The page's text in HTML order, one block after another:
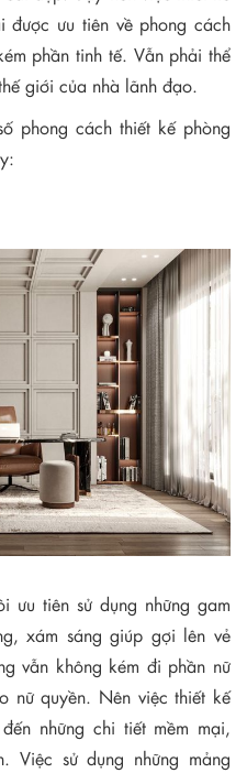
được ưu tiên về phong cách
phần tinh tế. Vẫn phải thể
giới của nhà lãnh đạo.
phong cách thiết kế phòng
ưu tiên sử dụng những gam
xám sáng giúp gợi lên vẻ
vẫn không kém đi phần nữ
nữ quyền. Nên việc thiết kế
những chi tiết mềm mại,
Việc sử dụng những mảng